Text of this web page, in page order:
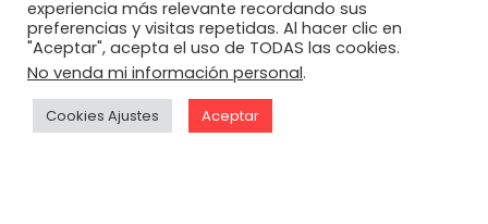
Lavadoras
Lavasecadoras
Lavavajillas
Microondas
Placas Vitrocerámicas
experiencia más relevante recordando sus
preferencias y visitas repetidas. Al hacer clic en
"Aceptar", acepta el uso de TODAS las cookies.
No venda mi información personal.
Cookies Ajustes Aceptar